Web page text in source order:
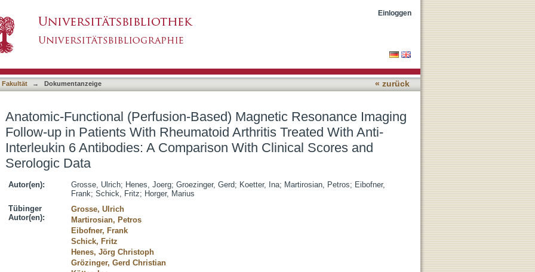
Based) Magnetic Resonance Imaging Follow-up in Patients With
With Anti-Interleukin 6 Antibodies: A Comparison With Clinical Scores
Einloggen
Fakultät → Dokumentanzeige « zurück
Anatomic-Functional (Perfusion-Based) Magnetic Resonance Imaging
Follow-up in Patients With Rheumatoid Arthritis Treated With Anti-
Interleukin 6 Antibodies: A Comparison With Clinical Scores and
Serologic Data
Autor(en): Grosse, Ulrich; Henes, Joerg; Groezinger, Gerd; Koetter, Ina; Martirosian, Petros; Eibofner,
Frank; Schick, Fritz; Horger, Marius
Tübinger
Autor(en):
Grosse, Ulrich
Martirosian, Petros
Eibofner, Frank
Schick, Fritz
Henes, Jörg Christoph
Grözinger, Gerd Christian